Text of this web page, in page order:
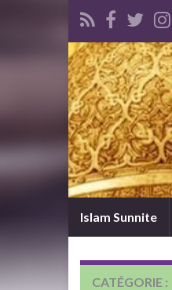
Islam Sunnite
CATÉGORIE :